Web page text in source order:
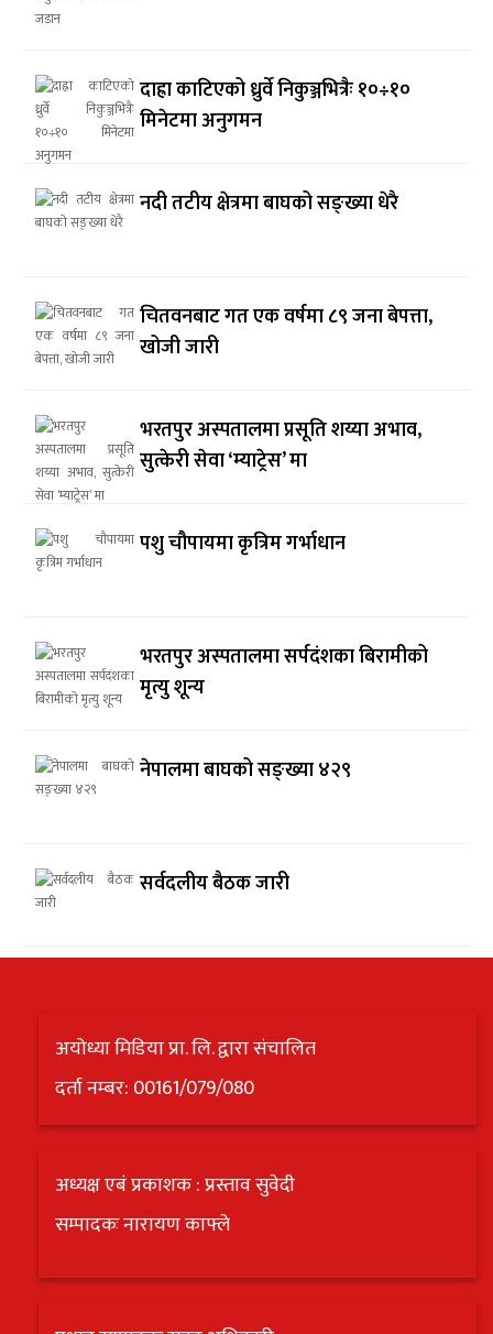
दाह्रा काटिएको ध्रुर्वे निकुञ्जभित्रैः १०÷१०
मिनेटमा अनुगमन
नदी तटीय क्षेत्रमा बाघको सङ्ख्या धेरै
चितवनबाट गत एक वर्षमा ८९ जना बेपत्ता,
खोजी जारी
भरतपुर अस्पतालमा प्रसूति शय्या अभाव,
सुत्केरी सेवा ‘म्याट्रेस’ मा
पशु चौपायमा कृत्रिम गर्भाधान
भरतपुर अस्पतालमा सर्पदंशका बिरामीको
मृत्यु शून्य
नेपालमा बाघको सङ्ख्या ४२९
सर्वदलीय बैठक जारी
अयोध्या मिडिया प्रा. लि. द्वारा संचालित
दर्ता नम्बर: 00161/079/080
अध्यक्ष एबं प्रकाशक : प्रस्ताव सुवेदी
सम्पादकः नारायण काफ्ले